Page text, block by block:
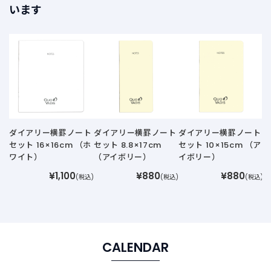
います
ダイアリー横罫ノート
セット 16×16cm （ホ
ワイト）
¥1,100(税込)
ダイアリー横罫ノート
セット 8.8×17cm
（アイボリー）
¥880(税込)
ダイアリー横罫ノート
セット 10×15cm （ア
イボリー）
¥880(税込)
CALENDAR